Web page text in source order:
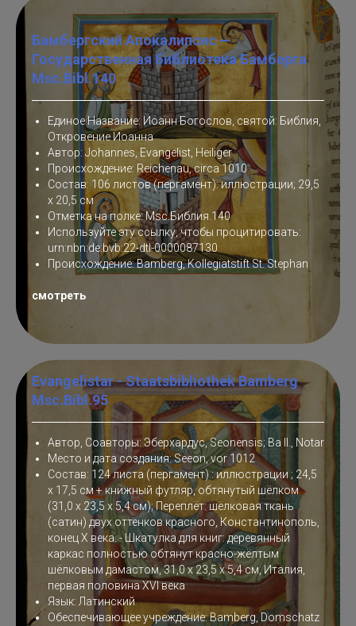
Бамбергский Апокалипсис —
Государственная библиотека Бамберга
Msc.Bibl.140
Единое Название: Иоанн Богослов, святой: Библия,
Откровение Иоанна
Автор: Johannes, Evangelist, Heiliger
Происхождение: Reichenau, circa 1010
Состав: 106 листов (пергамент): иллюстрации; 29,5
x 20,5 см
Отметка на полке: Msc.Библия.140
Используйте эту ссылку, чтобы процитировать:
urn:nbn:de:bvb:22-dtl-0000087130
Происхождение: Bamberg, Kollegiatstift St. Stephan
смотреть
Evangelistar - Staatsbibliothek Bamberg
Msc.Bibl.95
Автор, Соавторы: Эберхардус, Seonensis; Ba II., Notar
Место и дата создания: Seeon, vor 1012
Состав: 124 листа (пергамент) : иллюстрации ; 24,5
x 17,5 см + книжный футляр, обтянутый шёлком
(31,0 x 23,5 x 5,4 см); Переплёт: шёлковая ткань
(сатин) двух оттенков красного, Константинополь,
конец X века. - Шкатулка для книг: деревянный
каркас полностью обтянут красно-жёлтым
шёлковым дамастом, 31,0 x 23,5 x 5,4 см, Италия,
первая половина XVI века
Язык: Латинский
Обеспечивающее учреждение: Bamberg, Domschatz